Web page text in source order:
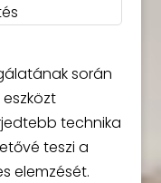
során
technika
teszi a
elemzését.